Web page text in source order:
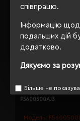
співпрацю.
Інформацію
подальших дій
додатково.
Дякуємо за
Більше не
Модель:
Плед для пікніка
F5600500AJ3